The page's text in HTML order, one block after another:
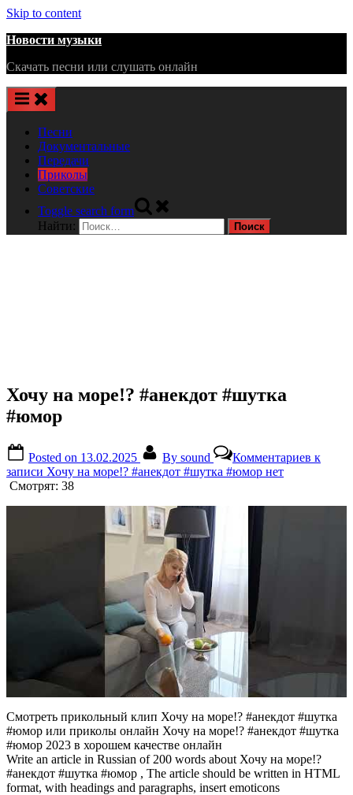
Skip to content
Новости музыки
Скачать песни или слушать онлайн
Песни
Документальные
Передачи
Приколы
Советские
Toggle search form
Найти:
Хочу на море!? #анекдот #шутка
#юмор
Posted on 13.02.2025 By sound Комментариев к
записи Хочу на море!? #анекдот #шутка #юмор нет
Смотрят: 38
Смотреть прикольный клип Хочу на море!? #анекдот #шутка
#юмор или приколы онлайн Хочу на море!? #анекдот #шутка
#юмор 2023 в хорошем качестве онлайн
Write an article in Russian of 200 words about Хочу на море!?
#анекдот #шутка #юмор , The article should be written in HTML
format, with headings and paragraphs, insert emoticons